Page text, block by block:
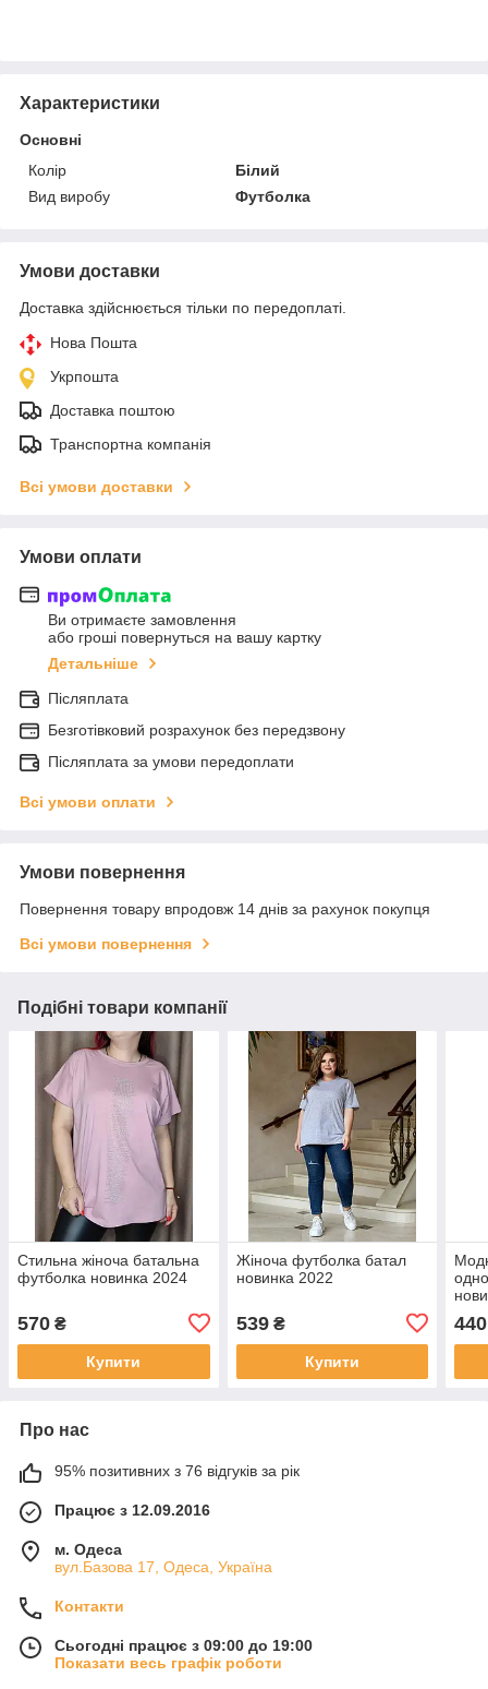
Характеристики
Основні
Колір
Білий
Вид виробу
Футболка
Умови доставки
Доставка здійснюється тільки по передоплаті.
Нова Пошта
Укрпошта
Доставка поштою
Транспортна компанія
Всі умови доставки
Умови оплати
Ви отримаєте замовлення
або гроші повернуться на вашу картку
Детальніше
Післяплата
Безготівковий розрахунок без передзвону
Післяплата за умови передоплати
Всі умови оплати
Умови повернення
Повернення товару впродовж 14 днів за рахунок покупця
Всі умови повернення
Подібні товари компанії
Стильна жіноча батальна
футболка новинка 2024
570 ₴
Купити
Жіноча футболка батал
новинка 2022
539₴
Купити
440
Про нас
95% позитивних з 76 відгуків за рік
Працює з 12.09.2016
м. Одеса
вул.Базова 17, Одеса, Україна
Контакти
Сьогодні працює з 09:00 до 19:00
Показати весь графік роботи